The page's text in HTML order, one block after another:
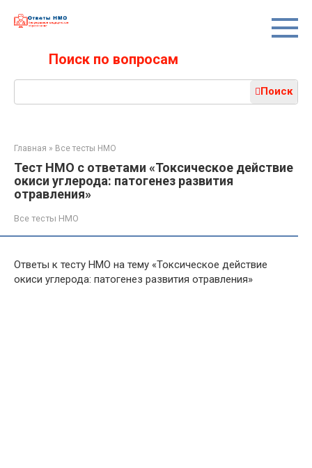
Поиск по вопросам
Поиск
Главная » Все тесты НМО
Тест НМО с ответами «Токсическое действие
окиси углерода: патогенез развития
отравления»
Все тесты НМО
Ответы к тесту НМО на тему «Токсическое действие
окиси углерода: патогенез развития отравления»